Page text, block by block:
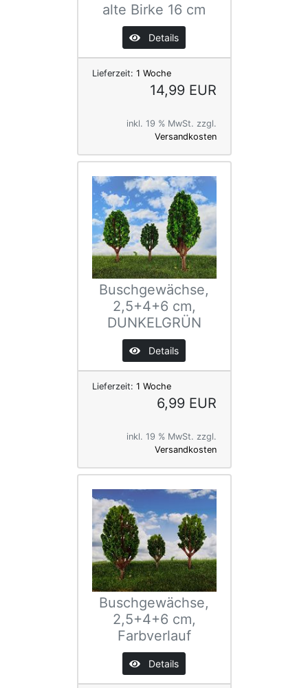
alte Birke 16 cm
Details
Lieferzeit: 1 Woche
14,99 EUR
inkl. 19 % MwSt. zzgl.
Versandkosten
Buschgewächse,
2,5+4+6 cm,
DUNKELGRÜN
Details
Lieferzeit: 1 Woche
6,99 EUR
inkl. 19 % MwSt. zzgl.
Versandkosten
Buschgewächse,
2,5+4+6 cm,
Farbverlauf
Details